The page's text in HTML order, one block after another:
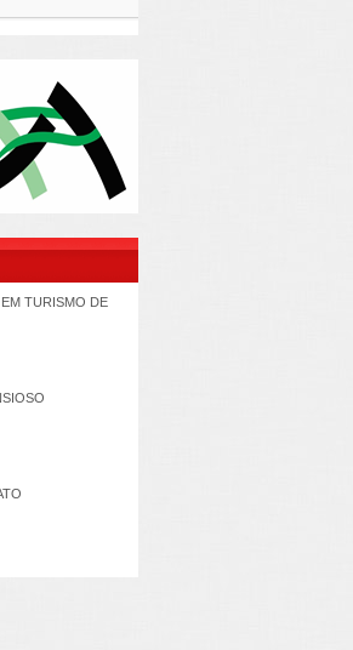
TURISMO DE